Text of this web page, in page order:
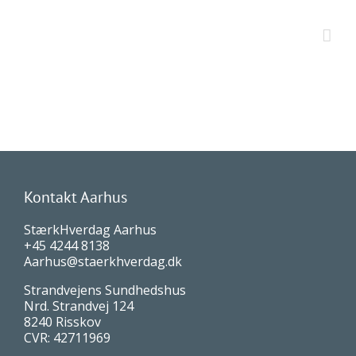
Kontakt Aarhus
StærkHverdag Aarhus
+45 4244 8138
Aarhus@staerkhverdag.dk
Strandvejens Sundhedshus
Nrd. Strandvej 124
8240 Risskov
CVR: 42711969